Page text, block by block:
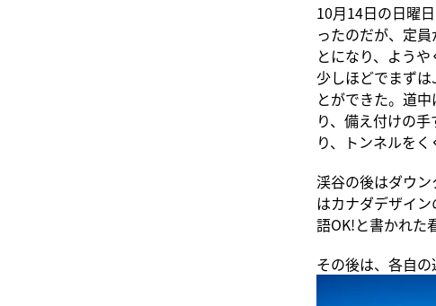
10月14日の日曜
ったのだが、定
とになり、よう
少しほどでまず
とができた。道
り、備え付けの
り、トンネルを
渓谷の後はダウ
はカナダデザイ
語OK!と書かれた
その後は、各自